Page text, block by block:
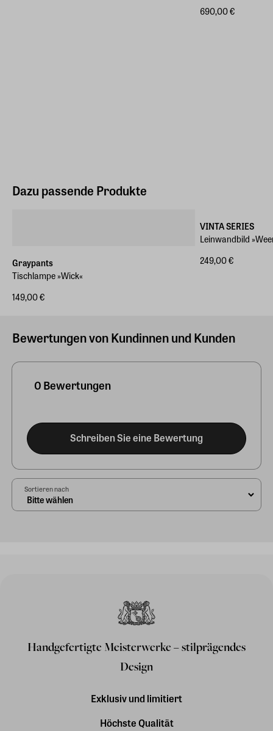
690,00 €
Dazu passende Produkte
Graypants
Tischlampe »Wick«
149,00 €
VINTA SERIES
Leinwandbild
249,00 €
Bewertungen von Kundinnen und Kunden
0 Bewertungen
Schreiben Sie eine Bewertung
Sortieren nach
Handgefertigte Meisterwerke – stilprägendes
Design
Exklusiv und limitiert
Höchste Qualität